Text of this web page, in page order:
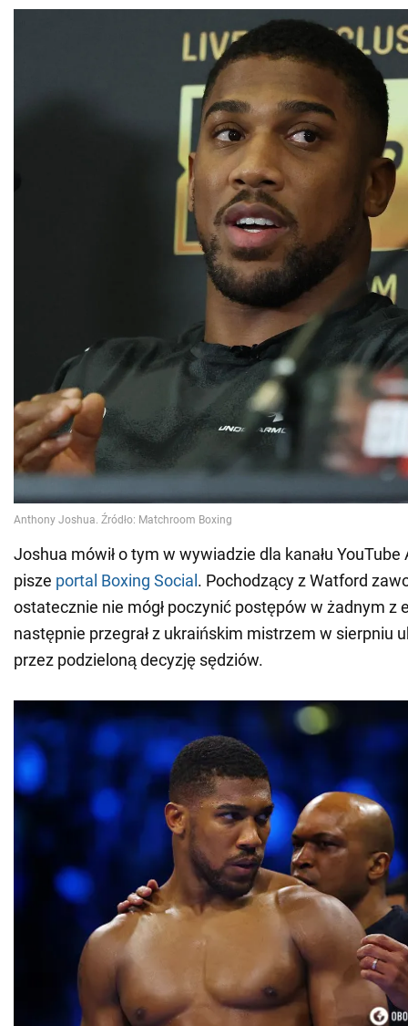
Joshua mówił o tym w wywiadzie dla kanału YouTube
pisze portal Boxing Social . Pochodzący z Watford
ostatecznie nie mógł poczynić postępów w żadnym z
następnie przegrał z ukraińskim mistrzem w sierpniu
przez podzieloną decyzję sędziów.